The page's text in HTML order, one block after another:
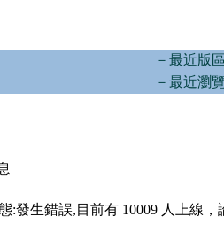
－最近版
－最近瀏
:發生錯誤,目前有 10009 人上線